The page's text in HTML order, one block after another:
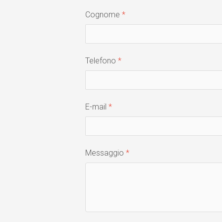
Cognome
Telefono
E-mail
Messaggio